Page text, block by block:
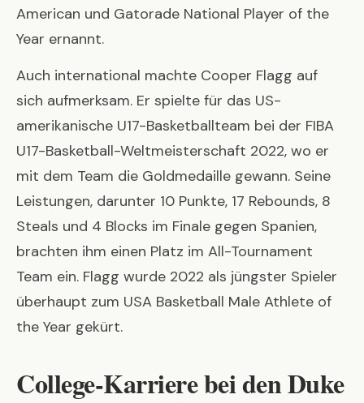
American und Gatorade National Player of the
Year ernannt.
Auch international machte Cooper Flagg auf
sich aufmerksam. Er spielte für das US-
amerikanische U17-Basketballteam bei der FIBA
U17-Basketball-Weltmeisterschaft 2022, wo er
mit dem Team die Goldmedaille gewann. Seine
Leistungen, darunter 10 Punkte, 17 Rebounds, 8
Steals und 4 Blocks im Finale gegen Spanien,
brachten ihm einen Platz im All-Tournament
Team ein. Flagg wurde 2022 als jüngster Spieler
überhaupt zum USA Basketball Male Athlete of
the Year gekürt.
College-Karriere bei den Duke